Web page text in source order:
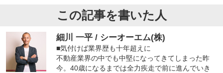
この記事を書いた人
細川 一平 / シーオーエム(株)
■気付けば業界歴も十年超えに
不動産業界の中でも中堅になってきてしまった昨
今。40歳になるまでは全力疾走で前に進んでいき